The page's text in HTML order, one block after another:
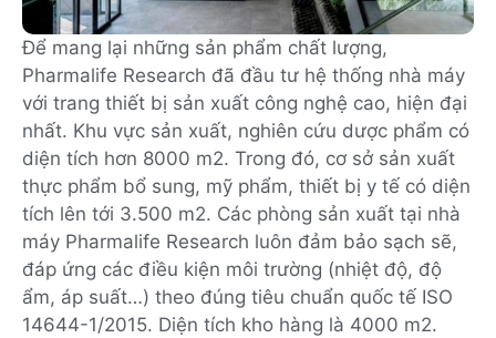
Để mang lại những sản phẩm chất lượng,
Pharmalife Research đã đầu tư hệ thống nhà máy
với trang thiết bị sản xuất công nghệ cao, hiện đại
nhất. Khu vực sản xuất, nghiên cứu dược phẩm có
diện tích hơn 8000 m2. Trong đó, cơ sở sản xuất
thực phẩm bổ sung, mỹ phẩm, thiết bị y tế có diện
tích lên tới 3.500 m2. Các phòng sản xuất tại nhà
máy Pharmalife Research luôn đảm bảo sạch sẽ,
đáp ứng các điều kiện môi trường (nhiệt độ, độ
ẩm, áp suất…) theo đúng tiêu chuẩn quốc tế ISO
14644-1/2015. Diện tích kho hàng là 4000 m2.